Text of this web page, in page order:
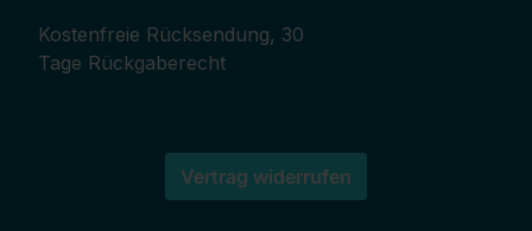
Kostenfreie Rücksendung, 30
Tage Rückgaberecht
Vertrag widerrufen